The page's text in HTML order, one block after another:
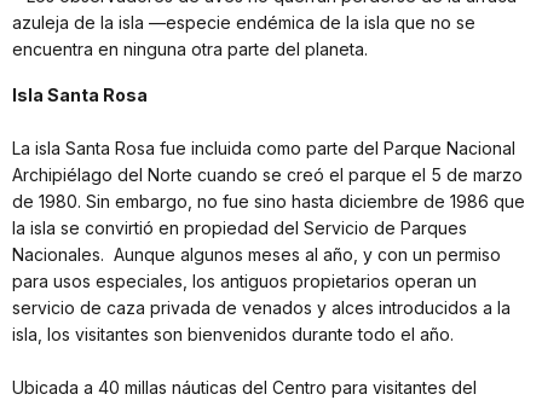
azuleja de la isla —especie endémica de la isla que no se
encuentra en ninguna otra parte del planeta.
Isla Santa Rosa
La isla Santa Rosa fue incluida como parte del Parque Nacional
Archipiélago del Norte cuando se creó el parque el 5 de marzo
de 1980. Sin embargo, no fue sino hasta diciembre de 1986 que
la isla se convirtió en propiedad del Servicio de Parques
Nacionales. Aunque algunos meses al año, y con un permiso
para usos especiales, los antiguos propietarios operan un
servicio de caza privada de venados y alces introducidos a la
isla, los visitantes son bienvenidos durante todo el año.
Ubicada a 40 millas náuticas del Centro para visitantes del